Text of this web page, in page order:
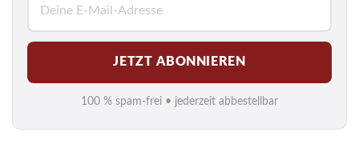
M
a
i
l
*
JETZT ABONNIEREN
100 % spam-frei • jederzeit abbestellbar